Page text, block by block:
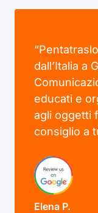
dall’Italia a
educati e
agli oggetti
consiglio a
Elena P.